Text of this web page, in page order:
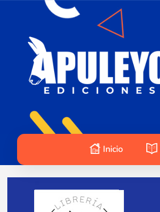
Inicio